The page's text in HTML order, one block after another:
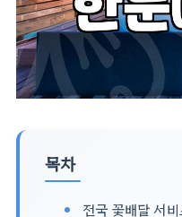
목차
전국 꽃배달 서